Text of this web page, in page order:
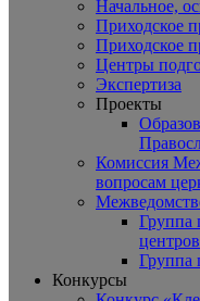
Начальное,
Приходское
Приходское
Центры
Экспертиза
Проекты
Комиссия
вопросам
Группа
центров
Группа
Конкурсы